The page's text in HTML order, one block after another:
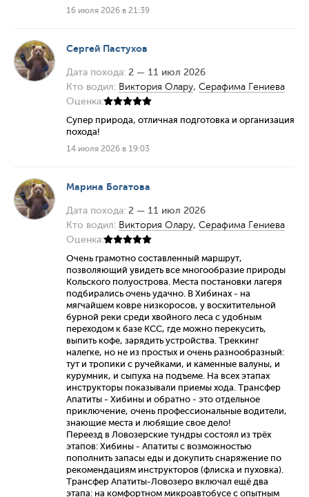
16 июля 2026 в 21:39
Сергей Пастухов
Дата похода: 2 — 11 июл 2026
Кто водил: Виктория Олару, Серафима Гениева
Оценка:
Супер природа, отличная подготовка и организация
похода!
14 июля 2026 в 19:03
Марина Богатова
Дата похода: 2 — 11 июл 2026
Кто водил: Виктория Олару, Серафима Гениева
Оценка:
Очень грамотно составленный маршрут,
позволяющий увидеть все многообразие природы
Кольского полуострова. Места постановки лагеря
подбирались очень удачно. В Хибинах - на
мягчайшем ковре низкоросов, у восхитительной
бурной реки среди хвойного леса с удобным
переходом к базе КСС, где можно перекусить,
выпить кофе, зарядить устройства. Треккинг
налегке, но не из простых и очень разнообразный:
тут и тропики с ручейками, и каменные валуны, и
курумник, и сыпуха на подъеме. На всех этапах
инструкторы показывали приемы хода. Трансфер
Апатиты - Хибины и обратно - это отдельное
приключение, очень профессиональные водители,
знающие места и любящие свое дело!
Переезд в Ловозерские тундры состоял из трёх
этапов: Хибины - Апатиты с возможностью
пополнить запасы еды и докупить снаряжение по
рекомендациям инструкторов (флиска и пуховка).
Трансфер Апатиты-Ловозеро включал ещё два
этапа: на комфортном микроавтобусе с опытным